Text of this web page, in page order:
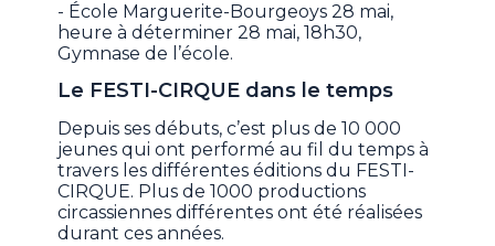
- École Marguerite-Bourgeoys 28 mai,
heure à déterminer 28 mai, 18h30,
Gymnase de l’école.
Le FESTI-CIRQUE dans le temps
Depuis ses débuts, c’est plus de 10 000
jeunes qui ont performé au fil du temps à
travers les différentes éditions du FESTI-
CIRQUE. Plus de 1000 productions
circassiennes différentes ont été réalisées
durant ces années.